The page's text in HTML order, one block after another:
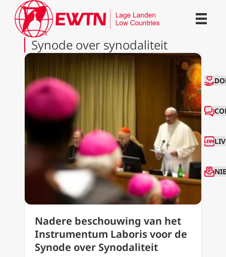
Synode over synodaliteit
Nadere beschouwing van het
Instrumentum Laboris voor de
Synode over Synodaliteit